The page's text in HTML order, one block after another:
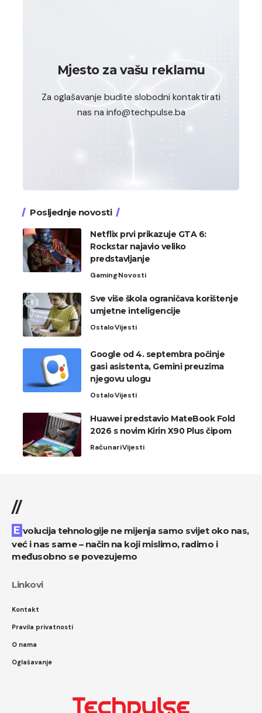
Mjesto za vašu reklamu
Za oglašavanje budite slobodni kontaktirati
nas na info@techpulse.ba
Posljednje novosti
Netflix prvi prikazuje GTA 6:
Rockstar najavio veliko
predstavljanje
GamingNovosti
Sve više škola ograničava korištenje
umjetne inteligencije
OstaloVijesti
Google od 4. septembra počinje
gasi asistenta, Gemini preuzima
njegovu ulogu
OstaloVijesti
Huawei predstavio MateBook Fold
2026 s novim Kirin X90 Plus čipom
RačunariVijesti
//
Evolucija tehnologije ne mijenja samo svijet oko nas,
već i nas same – način na koji mislimo, radimo i
međusobno se povezujemo
Linkovi
Kontakt
Pravila privatnosti
O nama
Oglašavanje